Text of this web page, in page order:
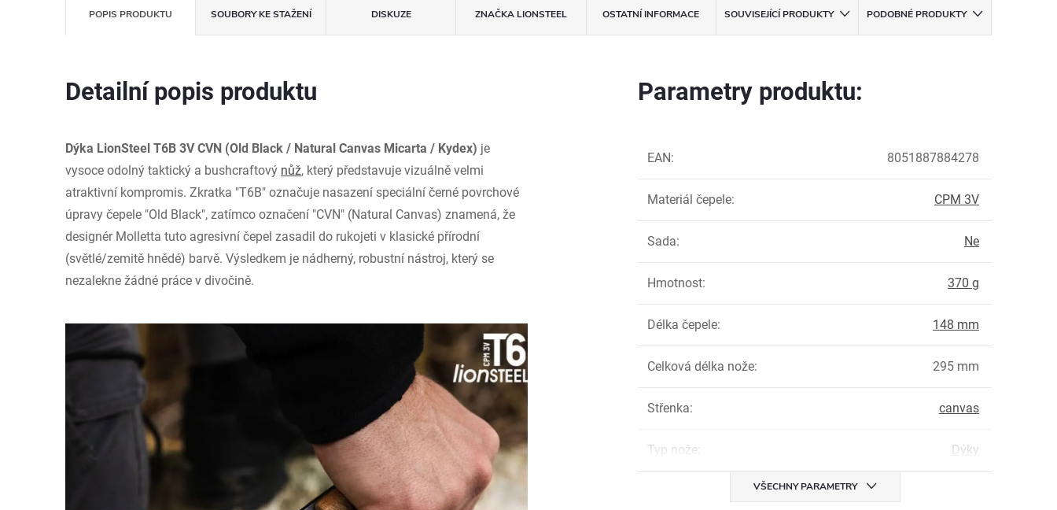
POPIS PRODUKTU SOUBORY KE STAŽENÍ DISKUZE ZNAČKALIONSTEEL OSTATNÍ INFORMACE SOUVISEJÍCÍ PRODUKTY PODOBNÉ PRODUKTY
Detailní popis produktu
Dýka LionSteel T6B 3V CVN (Old Black / Natural Canvas Micarta / Kydex) je
vysoce odolný taktický a bushcraftový nůž, který představuje vizuálně velmi
atraktivní kompromis. Zkratka "T6B" označuje nasazení speciální černé povrchové
úpravy čepele "Old Black", zatímco označení "CVN" (Natural Canvas) znamená, že
designér Molletta tuto agresivní čepel zasadil do rukojeti v klasické přírodní
(světlé/zemitě hnědé) barvě. Výsledkem je nádherný, robustní nástroj, který se
nezalekne žádné práce v divočině.
Parametry produktu:
EAN: 8051887884278
Materiál čepele: CPM 3V
Sada: Ne
Hmotnost: 370 g
Délka čepele: 148 mm
Celková délka nože: 295 mm
Střenka: canvas
Typ nože: Dýky
VŠECHNY PARAMETRY